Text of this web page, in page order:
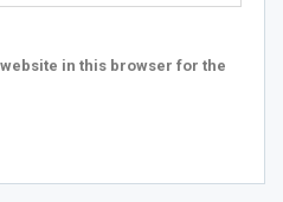
in this browser for the